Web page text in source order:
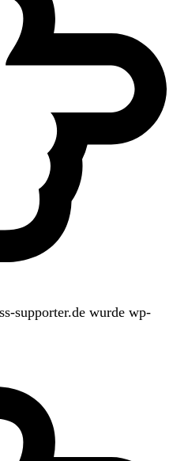
supporter.de wurde wp-